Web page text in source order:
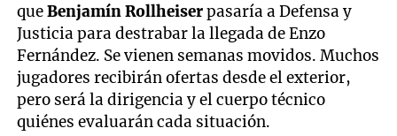
queBenjamín Rollheiserpasaría a Defensa y
Justicia para destrabar la llegada de Enzo
Fernández. Se vienen semanas movidos. Muchos
jugadores recibirán ofertas desde el exterior,
pero será la dirigencia y el cuerpo técnico
quiénes evaluarán cada situación.